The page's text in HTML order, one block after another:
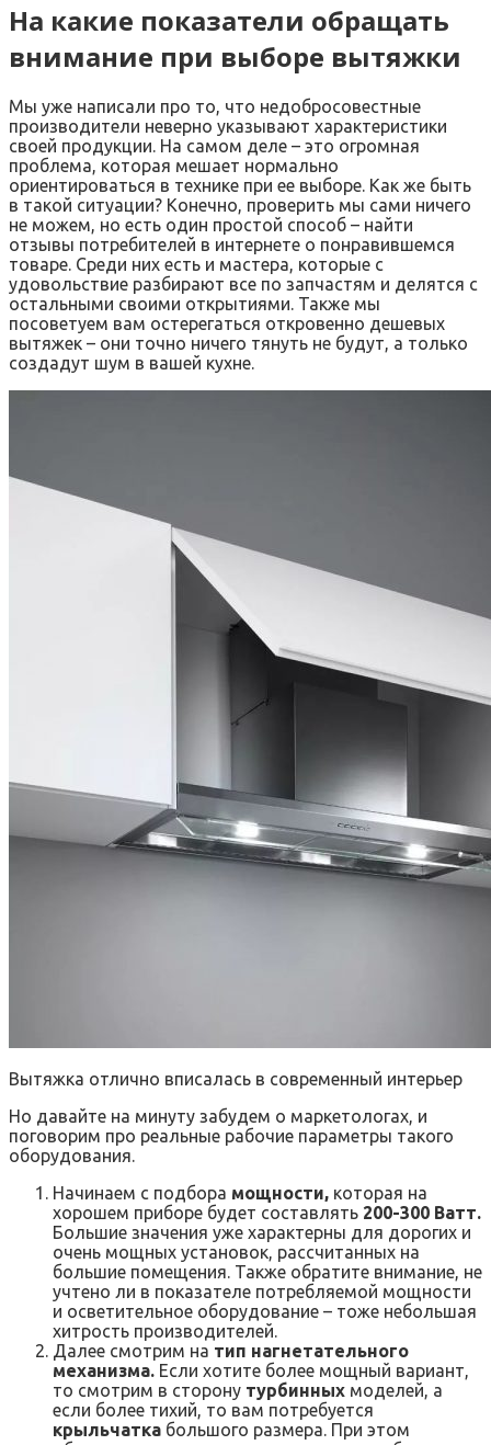
На какие показатели обращать
внимание при выборе вытяжки
Мы уже написали про то, что недобросовестные
производители неверно указывают характеристики
своей продукции. На самом деле – это огромная
проблема, которая мешает нормально
ориентироваться в технике при ее выборе. Как же быть
в такой ситуации? Конечно, проверить мы сами ничего
не можем, но есть один простой способ – найти
отзывы потребителей в интернете о понравившемся
товаре. Среди них есть и мастера, которые с
удовольствие разбирают все по запчастям и делятся с
остальными своими открытиями. Также мы
посоветуем вам остерегаться откровенно дешевых
вытяжек – они точно ничего тянуть не будут, а только
создадут шум в вашей кухне.
Вытяжка отлично вписалась в современный интерьер
Но давайте на минуту забудем о маркетологах, и
поговорим про реальные рабочие параметры такого
оборудования.
Начинаем с подбора мощности, которая на
хорошем приборе будет составлять 200-300 Ватт.
Большие значения уже характерны для дорогих и
очень мощных установок, рассчитанных на
большие помещения. Также обратите внимание, не
учтено ли в показателе потребляемой мощности
и осветительное оборудование – тоже небольшая
хитрость производителей.
Далее смотрим на тип нагнетательного
механизма. Если хотите более мощный вариант,
то смотрим в сторону турбинных моделей, а
если более тихий, то вам потребуется
крыльчатка большого размера. При этом